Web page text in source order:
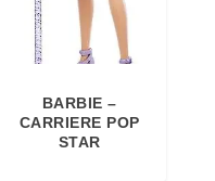
BARBIE –
CARRIERE POP
STAR